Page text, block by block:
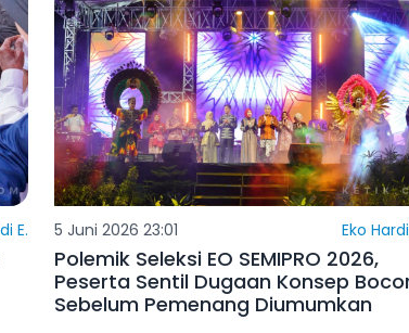
Polemik Seleksi EO SEMIPRO 2026,
Peserta Sentil Dugaan Konsep Bocor
Sebelum Pemenang Diumumkan